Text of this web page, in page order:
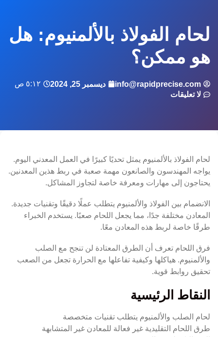
لحام الفولاذ بالألمنيوم: هل
هو ممكن؟
info@rapidprecise.com ديسمبر 25, 2024
٥:١٢ ص
لا تعليقات
لحام الفولاذ بالألمنيوم يمثل تحديًا كبيرًا في العمل المعدني اليوم.
يواجه المهندسون والصانعون مهمة صعبة في ربط هذين المعدنين.
يحتاجون إلى مهارات ومعرفة خاصة لتجاوز المشاكل.
الانضمام بين الفولاذ والألمنيوم يتطلب عملًا دقيقًا وتقنيات جديدة.
المعادن مختلفة جدًا، مما يجعل اللحام صعبًا. يستخدم الخبراء
طرقًا خاصة لربط هذه المعادن معًا.
فرق اللحام تعرف أن الطرق المعتادة لن تنجح مع الصلب
والألمنيوم. هياكلها وكيفية تفاعلها مع الحرارة تجعل من الصعب
تحقيق روابط قوية.
النقاط الرئيسية
لحام الصلب والألمنيوم يتطلب تقنيات متخصصة
طرق اللحام التقليدية غير فعالة للمعادن غير المتشابهة